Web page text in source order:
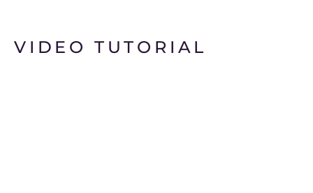
VIDEO TUTORIAL